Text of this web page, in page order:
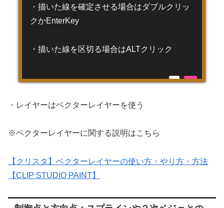
・描いた線を確定させる場合はダブルクリッ
クかEnterKey
・描いた線を区切る場合はALTクリック
・レイヤーはベクターレイヤーを使う
※ベクターレイヤーに関する説明はこちら
【クリスタ】ベクターレイヤーの使い方・やり方・方法
【CLIP STUDIO PAINT】